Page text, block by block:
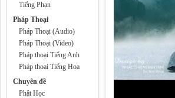
Tiếng Phạn
Pháp Thoại
Pháp Thoại (Audio)
Pháp Thoại (Video)
Pháp thoại Tiếng Anh
Pháp thoại Tiếng Hoa
Chuyên đề
Phật Học